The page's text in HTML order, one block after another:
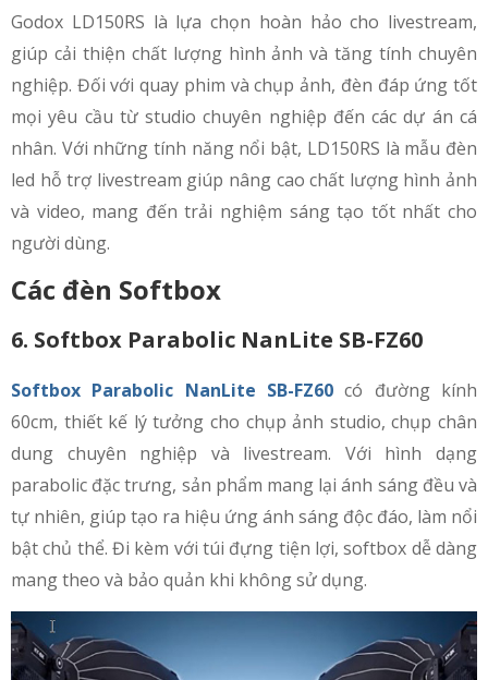
Godox LD150RS là lựa chọn hoàn hảo cho livestream,
giúp cải thiện chất lượng hình ảnh và tăng tính chuyên
nghiệp. Đối với quay phim và chụp ảnh, đèn đáp ứng tốt
mọi yêu cầu từ studio chuyên nghiệp đến các dự án cá
nhân. Với những tính năng nổi bật, LD150RS là mẫu đèn
led hỗ trợ livestream​ giúp nâng cao chất lượng hình ảnh
và video, mang đến trải nghiệm sáng tạo tốt nhất cho
người dùng.
Các đèn Softbox
6. Softbox Parabolic NanLite SB-FZ60
Softbox Parabolic NanLite SB-FZ60 có đường kính
60cm, thiết kế lý tưởng cho chụp ảnh studio, chụp chân
dung chuyên nghiệp và livestream. Với hình dạng
parabolic đặc trưng, sản phẩm mang lại ánh sáng đều và
tự nhiên, giúp tạo ra hiệu ứng ánh sáng độc đáo, làm nổi
bật chủ thể. Đi kèm với túi đựng tiện lợi, softbox dễ dàng
mang theo và bảo quản khi không sử dụng.